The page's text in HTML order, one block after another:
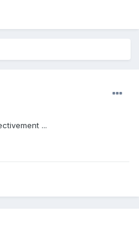
...